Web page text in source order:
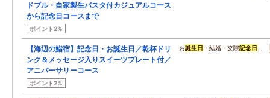
ドブル・自家製生パスタ付カジュアルコース
から記念日コースまで
ポイント2%
【海辺の鮨宿】記念日・お誕生日／乾杯ドリ
ンク＆メッセージ入りスイーツプレート付／
アニバーサリーコース
ポイント2%
お誕生日 ・結婚・交際記念日 …